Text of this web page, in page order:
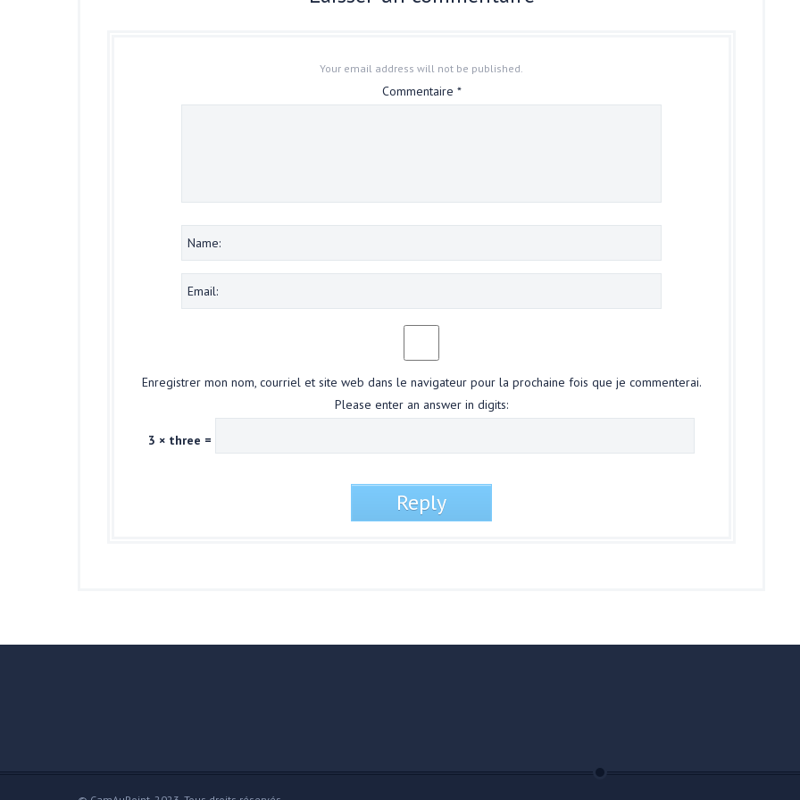
Your email address will not be published.
Commentaire *
Enregistrer mon nom, courriel et site web dans le navigateur pour la prochaine fois que je commenterai.
Please enter an answer in digits:
3 × three =